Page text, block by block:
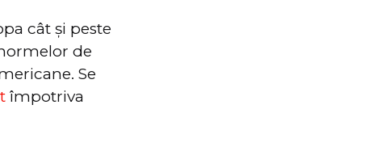
cât și peste
de
Se
împotriva